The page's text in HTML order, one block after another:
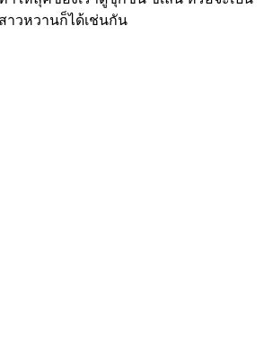
สาวหวานก็ได้เช่นกัน